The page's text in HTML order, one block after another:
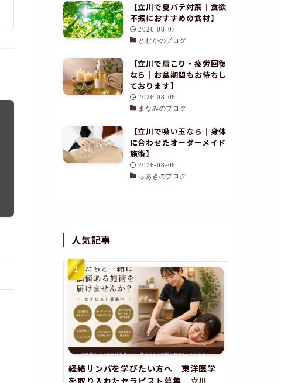
【立川で夏バテ対策｜食欲
不振におすすめの食材】
2026-08-07
とむかのブログ
【立川で肩こり・疲労回復
なら｜お盆期間もお待ちし
ております】
2026-08-06
まなみのブログ
【立川で吸い玉なら｜身体
に合わせたオーダーメイド
施術】
2026-08-06
ちあきのブログ
人気記事
経絡リンパを学びたい方へ｜東洋医学
を取り入れたセラピスト募集｜立川